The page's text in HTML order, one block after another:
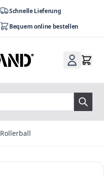
Schnelle Lieferung
Bequem online bestellen
Rollerball